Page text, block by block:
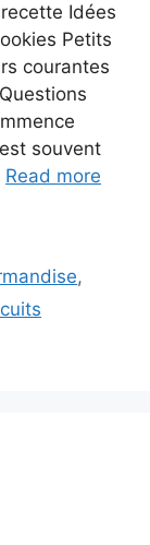
Idées
Petits
courantes
souvent
Read more
,